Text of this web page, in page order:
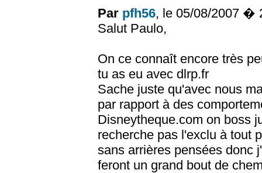
Par pfh56, le 05/08/2007 �
Salut Paulo,
On ce connaît encore très
tu as eu avec dlrp.fr
Sache juste qu'avec nous
par rapport à des
Disneytheque.com on boss
recherche pas l'exclu à tout
sans arrières pensées donc
feront un grand bout de